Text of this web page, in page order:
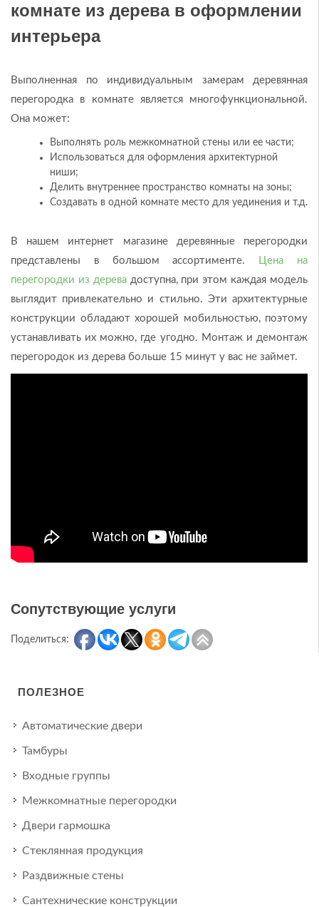
комнате из дерева в оформлении
интерьера
Выполненная по индивидуальным замерам деревянная
перегородка в комнате является многофункциональной.
Она может:
Выполнять роль межкомнатной стены или ее части;
Использоваться для оформления архитектурной
ниши;
Делить внутреннее пространство комнаты на зоны;
Создавать в одной комнате место для уединения и т.д.
В нашем интернет магазине деревянные перегородки
представлены в большом ассортименте.
Цена на
перегородки из деревадоступна, при этом каждая модель
выглядит привлекательно и стильно. Эти архитектурные
конструкции обладают хорошей мобильностью, поэтому
устанавливать их можно, где угодно. Монтаж и демонтаж
перегородок из дерева больше 15 минут у вас не займет.
Сопутствующие услуги
Поделиться:
ПОЛЕЗНОЕ
Автоматические двери
Тамбуры
Входные группы
Межкомнатные перегородки
Двери гармошка
Стеклянная продукция
Раздвижные стены
Сантехнические конструкции